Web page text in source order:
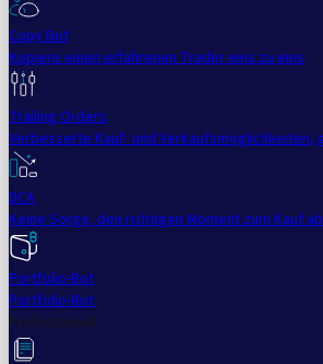
Copy Bot
Kopiere einen erfahrenen Trader eins zu eins
Trailing Orders
Verbesserte Kauf- und Verkaufsmöglichkeiten,
DCA
Keine Sorge, den richtigen Moment zum Kauf
Portfolio-Bot
Portfolio-Bot
Professionell